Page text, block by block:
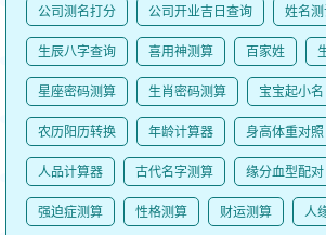
公司测名打分 公司开业吉日查询 姓名
生辰八字查询 喜用神测算 百家姓
星座密码测算 生肖密码测算 宝宝起小名
农历阳历转换 年龄计算器 身高体重对照
人品计算器 古代名字测算 缘分血型配对
强迫症测算 性格测算 财运测算 人